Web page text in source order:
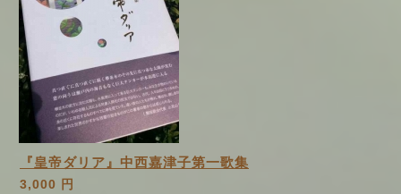
『皇帝ダリア』中西嘉津子第一歌集
3,000 円